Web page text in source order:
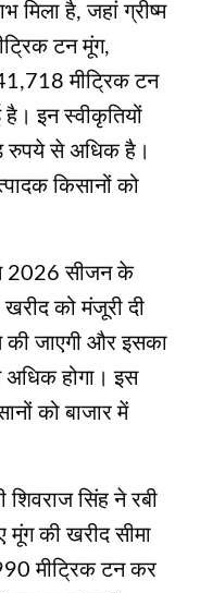
मिला है, जहां ग्रीष्म
टन मूंग,
मीट्रिक टन
इन स्वीकृतियों
रुपये से अधिक है।
किसानों को
2026 सीजन के
को मंजूरी दी
जाएगी और इसका
होगा। इस
को बाजार में
सिंह ने रबी
की खरीद सीमा
मीट्रिक टन कर